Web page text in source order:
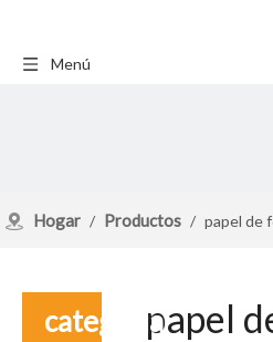
Menú
Hogar / Productos / papel de
categoriapapel